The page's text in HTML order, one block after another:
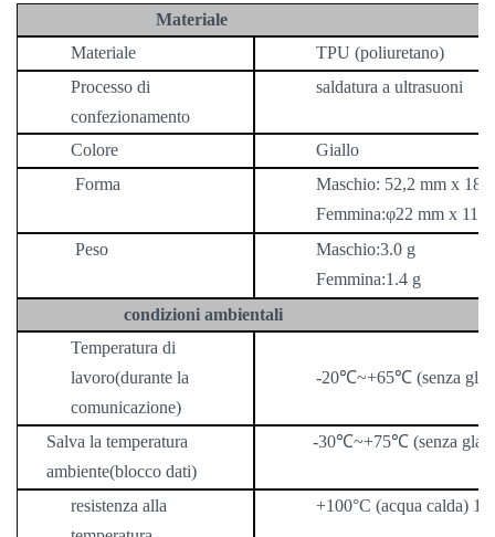
Materiale
Materiale
TPU (poliuretano)
Processo di
confezionamento
saldatura a ultrasuoni
Colore
Giallo
Forma
Maschio: 52,2 mm x
Femmina:φ22 mm x
Peso
Maschio:3.0 g
Femmina:1.4 g
condizioni ambientali
Temperatura di
lavoro(durante la
comunicazione)
-20℃~+65℃ (senza
Salva la temperatura
ambiente(blocco dati)
-30℃~+75℃ (senza
resistenza alla
+100°C (acqua calda) 1